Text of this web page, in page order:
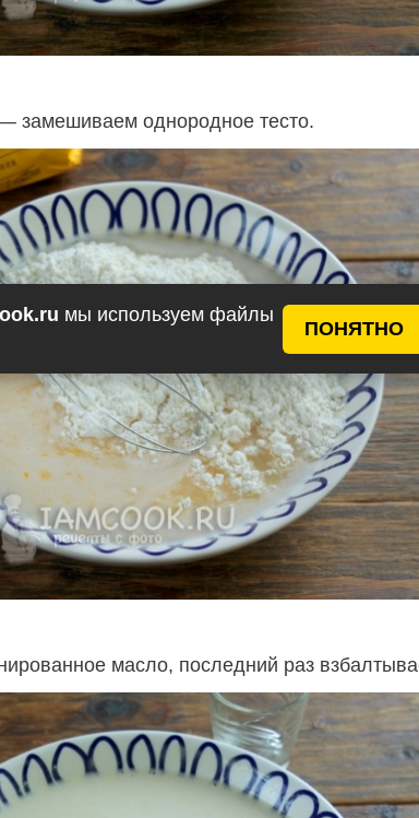
мы используем файлы
ПОНЯТНО
замешиваем однородное тесто.
масло, последний раз